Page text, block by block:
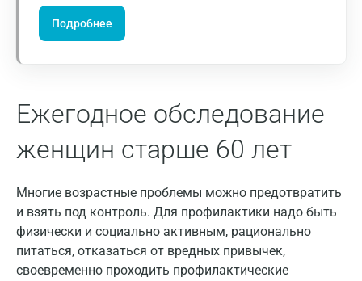
Подробнее
Ежегодное обследование
женщин старше 60 лет
Многие возрастные проблемы можно предотвратить
и взять под контроль. Для профилактики надо быть
физически и социально активным, рационально
питаться, отказаться от вредных привычек,
своевременно проходить профилактические
Всеволожск
Гатчина
Голубое
Дзержинск
Дмитров
Долгопрудный
Домодедово